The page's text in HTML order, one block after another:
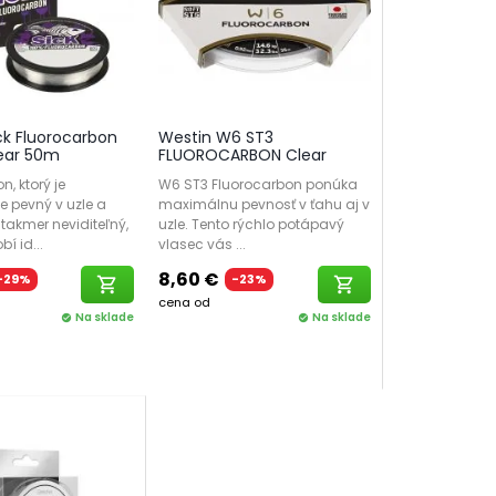
Fluorocarbon
50m
ktorý je
pevný v uzle a
neviditeľný,
id...
shopping_cart
check_circle Na sklade
Westin W6 ST3
FLUOROCARBON Clear
W6 ST3 Fluorocarbon ponúka
maximálnu pevnosť v ťahu aj v
uzle. Tento rýchlo potápavý
vlasec vás ...
8,60 €
-23%
cena od
shopping_cart
check_circle Na sklade